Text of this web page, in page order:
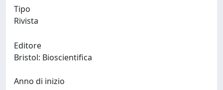
Tipo
Rivista
Editore
Anno di inizio